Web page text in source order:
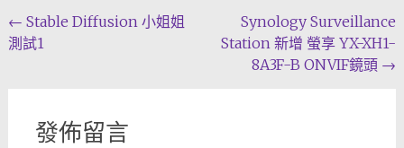
Post
navigation
← Stable Diffusion 小姐姐
測試1
Synology Surveillance
Station 新增 螢享 YX-XH1-
8A3F-B ONVIF鏡頭 →
發佈留言